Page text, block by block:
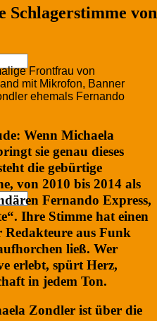
Schlagerstimme von
Wenn Michaela
sie genau dieses
die gebürtige
von 2010 bis 2014 als
Fernando Express,
Ihre Stimme hat einen
Redakteure aus Funk
ließ. Wer
erlebt, spürt Herz,
in jedem Ton.
Zondler ist über die